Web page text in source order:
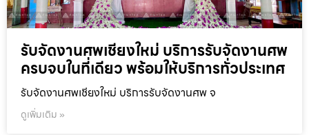
รับจัดงานศพเชียงใหม่ บริการรับจัดงานศพ
ครบจบในที่เดียว พร้อมให้บริการทั่วประเทศ
รับจัดงานศพเชียงใหม่ บริการรับจัดงานศพ จ
ดูเพิ่มเติม »